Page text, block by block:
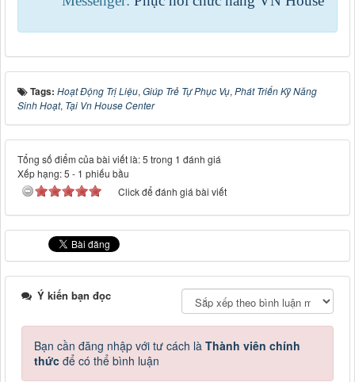
Tags: Hoạt Động Trị Liệu, Giúp Trẻ Tự Phục Vụ, Phát Triển Kỹ Năng
Sinh Hoạt, Tại Vn House Center
Tổng số điểm của bài viết là: 5 trong 1 đánh giá
Xếp hạng:5 - 1 phiếu bầu
Click để đánh giá bài viết
Ý kiến bạn đọc
Bạn cần đăng nhập với tư cách là Thành viên chính
thức để có thể bình luận